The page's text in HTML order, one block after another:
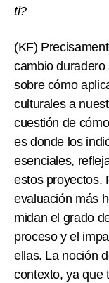
ti?
(KF)
cambio
sobre cómo
culturales a
cuestión de
es donde los
esenciales,
estos proyectos.
evaluación más
midan el grado
proceso y el
ellas. La noción
contexto, ya que